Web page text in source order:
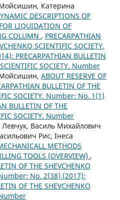
Катерина
DESCRIPTIONS OF
LIQUIDATION OF
COLUMN , PRECARPATHIAN
SCIENTIFIC SOCIETY.
PRECARPATHIAN BULLETIN
SOCIETY. Number
ABOUT RESERVE OF
BULLETIN OF THE
SOCIETY. Number: No. 1(1)
BULLETIN OF THE
SOCIETY. Number
Левчук, Василь Михайлович
Рис, Інеса
METHODS
TOOLS (OVERVIEW) ,
OF THE SHEVCHENKO
No. 2(38) (2017):
OF THE SHEVCHENKO